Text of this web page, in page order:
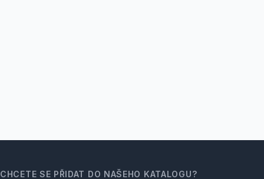
CHCETE SE PŘIDAT DO NAŠEHO KATALOGU?